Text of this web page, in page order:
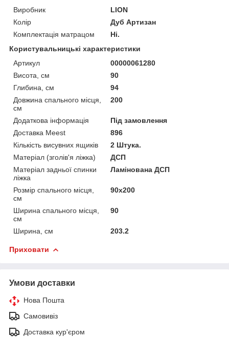
Виробник
LION
Колір
Дуб Артизан
Комплектація матрацом
Ні.
Користувальницькі характеристики
Артикул
00000061280
Висота, см
90
Глибина, см
94
Довжина спального місця,
см
200
Додаткова інформація
Під замовлення
Доставка Meest
896
Кількість висувних ящиків
2 Штука.
Матеріал (зголів'я ліжка)
ДСП
Матеріал задньої спинки
ліжка
Ламінована ДСП
Розмір спального місця,
см
90x200
Ширина спального місця,
см
90
Ширина, см 203.2
Приховати
Умови доставки
Нова Пошта
Самовивіз
Доставка кур'єром